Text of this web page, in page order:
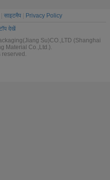
साइटमैप|
Privacy Policy
देखें
Su)CO.,LTD (Shanghai
Material Co.,Ltd.).
reserved.